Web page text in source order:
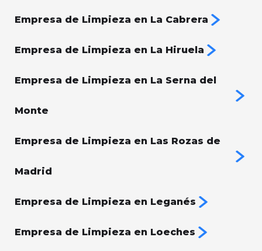
Empresa de Limpieza en La Cabrera
Empresa de Limpieza en La Hiruela
Empresa de Limpieza en La Serna del
Monte
Empresa de Limpieza en Las Rozas de
Madrid
Empresa de Limpieza en Leganés
Empresa de Limpieza en Loeches